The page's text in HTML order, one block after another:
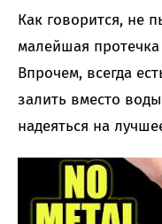
Как говорится, не
малейшая
Впрочем, всегда
залить вместо
надеяться на